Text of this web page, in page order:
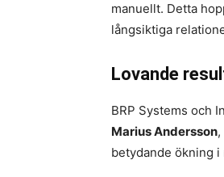
manuellt. Detta
långsiktiga
Lovande
BRP Systems och
Marius Andersson
betydande ökning